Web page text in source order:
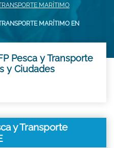
MARÍTIMO
MARÍTIMO EN
Pesca y Transporte
y Ciudades
y Transporte